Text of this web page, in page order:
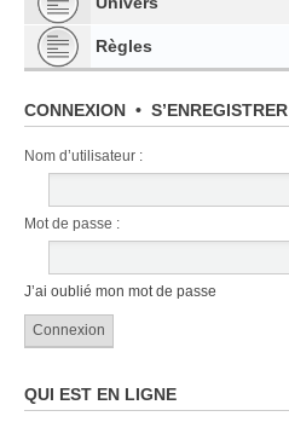
Règles
CONNEXION • S’ENREGISTRER
Nom d’utilisateur :
Mot de passe :
J’ai oublié mon mot de passe
QUI EST EN LIGNE